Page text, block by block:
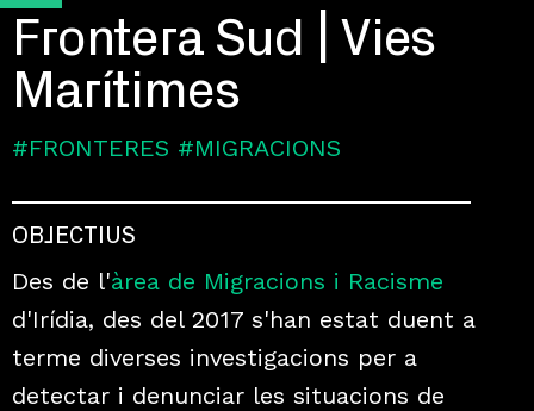
Frontera Sud | Vies
Marítimes
#FRONTERES #MIGRACIONS
OBJECTIUS
Des de l'àrea de Migracions i Racisme
d'Irídia, des del 2017 s'han estat duent a
terme diverses investigacions per a
detectar i denunciar les situacions de